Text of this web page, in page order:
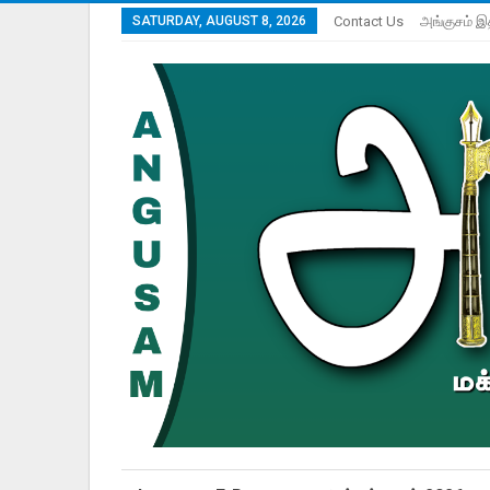
SATURDAY, AUGUST 8, 2026 Contact Us அங்குசம்